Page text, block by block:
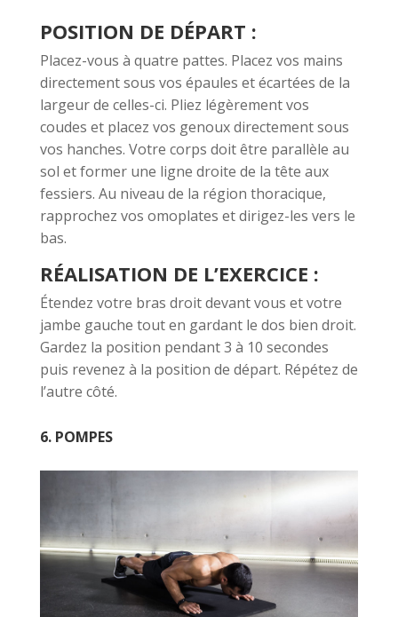
POSITION DE DÉPART :
Placez-vous à quatre pattes. Placez vos mains
directement sous vos épaules et écartées de la
largeur de celles-ci. Pliez légèrement vos
coudes et placez vos genoux directement sous
vos hanches. Votre corps doit être parallèle au
sol et former une ligne droite de la tête aux
fessiers. Au niveau de la région thoracique,
rapprochez vos omoplates et dirigez-les vers le
bas.
RÉALISATION DE L’EXERCICE :
Étendez votre bras droit devant vous et votre
jambe gauche tout en gardant le dos bien droit.
Gardez la position pendant 3 à 10 secondes
puis revenez à la position de départ. Répétez de
l’autre côté.
6. POMPES